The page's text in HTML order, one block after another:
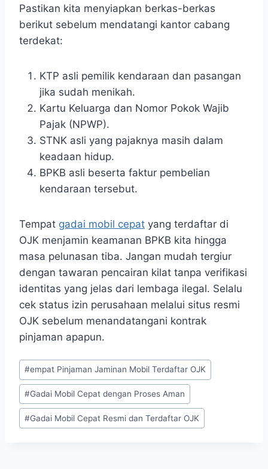
Pastikan kita menyiapkan berkas-berkas
berikut sebelum mendatangi kantor cabang
terdekat:
KTP asli pemilik kendaraan dan pasangan
jika sudah menikah.
Kartu Keluarga dan Nomor Pokok Wajib
Pajak (NPWP).
STNK asli yang pajaknya masih dalam
keadaan hidup.
BPKB asli beserta faktur pembelian
kendaraan tersebut.
Tempat gadai mobil cepat yang terdaftar di
OJK menjamin keamanan BPKB kita hingga
masa pelunasan tiba. Jangan mudah tergiur
dengan tawaran pencairan kilat tanpa verifikasi
identitas yang jelas dari lembaga ilegal. Selalu
cek status izin perusahaan melalui situs resmi
OJK sebelum menandatangani kontrak
pinjaman apapun.
Post
Tags:
#empat Pinjaman Jaminan Mobil Terdaftar OJK
#Gadai Mobil Cepat dengan Proses Aman
#Gadai Mobil Cepat Resmi dan Terdaftar OJK